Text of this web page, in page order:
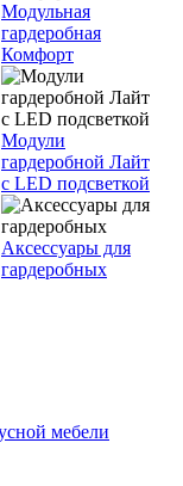
Модульная
гардеробная
Комфорт
Модули
гардеробной Лайт
с LED подсветкой
Аксессуары для
гардеробных